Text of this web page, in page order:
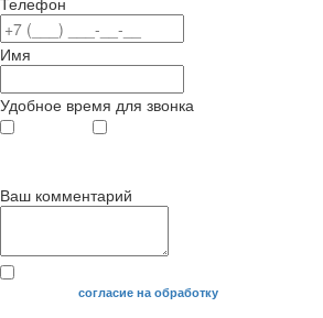
Имя
Удобное время для звонка
Ваш комментарий
Я даю своесогласие на обработку